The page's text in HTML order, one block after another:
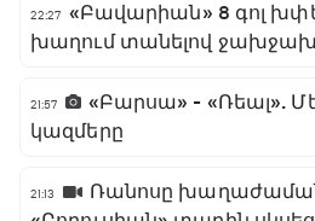
22:27 «Բավարիան» 8 գոլ
խաղում տանելով
21:57
«Բարսա» - «Ռեալ».
կազմերը
21:13
Ռանոսը